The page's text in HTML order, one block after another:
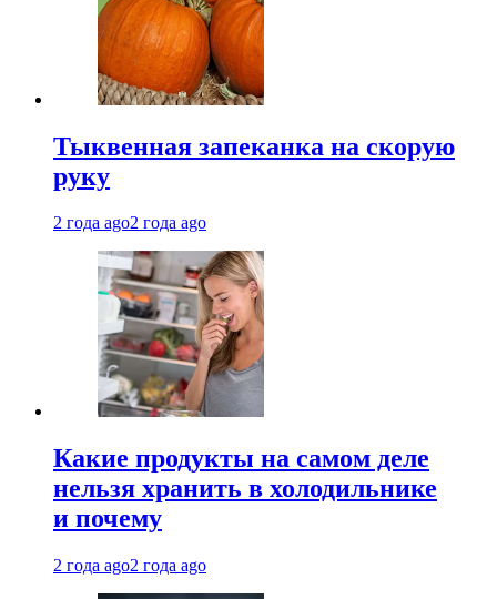
Тыквенная запеканка на скорую
руку
2 года ago2 года ago
Какие продукты на самом деле
нельзя хранить в холодильнике
и почему
2 года ago2 года ago